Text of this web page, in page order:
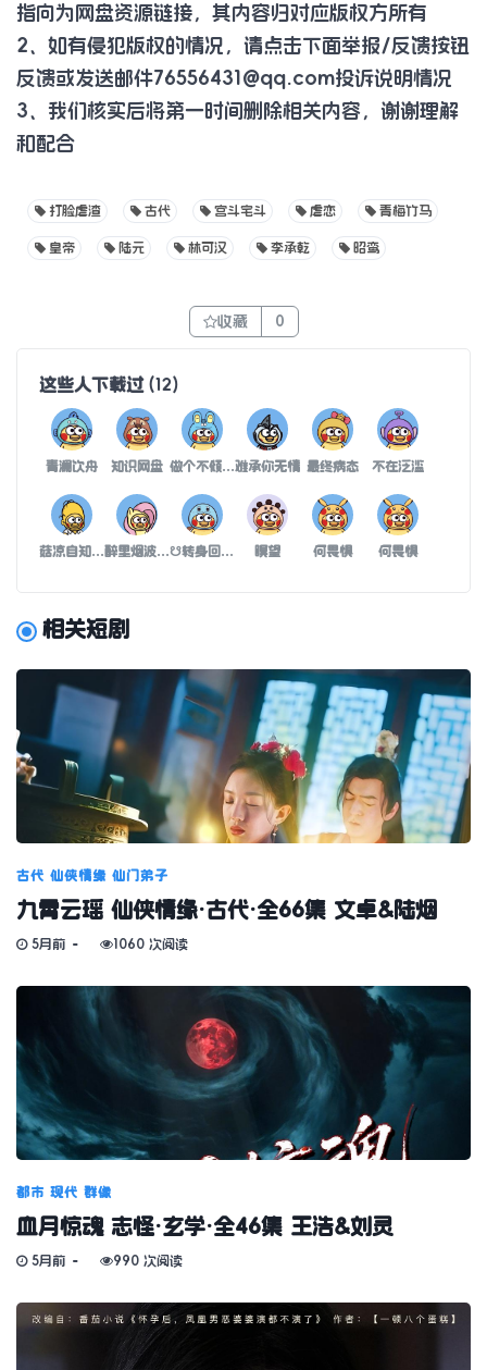
指向为网盘资源链接，其内容归对应版权方所有
2、如有侵犯版权的情况，请点击下面举报/反馈按钮
反馈或发送邮件76556431@qq.com投诉说明情况
3、我们核实后将第一时间删除相关内容，谢谢理解
和配合
打脸虐渣 古代 宫斗宅斗 虐恋 青梅竹马
皇帝 陆元 林可汉 李承乾 昭鸾
收藏 0
这些人下载过(12)
青澜饮舟 知识网盘 做个不倾国的耀眼男子难承你无情 最终病态 不在泛滥
菇凉自知红颜薄命 醉里烟波梦里寒 ☋转身回眸er 瞑望 何畏惧 何畏惧
相关短剧
古代 仙侠情缘 仙门弟子
九霄云瑶 仙侠情缘·古代·全66集 文卓&陆烟
5月前 1060 次阅读
都市 现代 群像
血月惊魂 志怪·玄学·全46集 王浩&刘灵
5月前 990 次阅读